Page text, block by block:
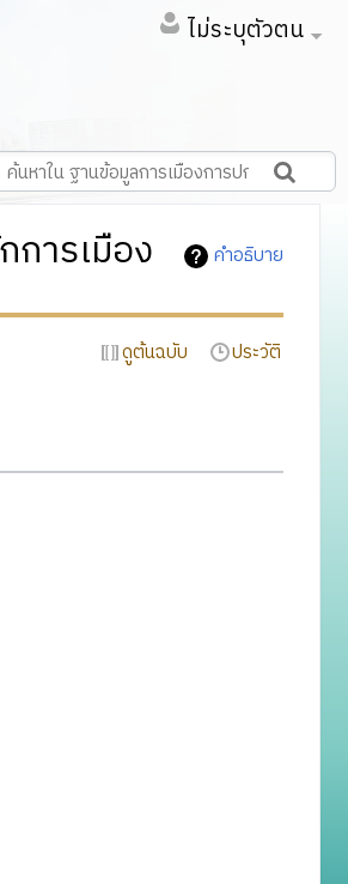
ไม่ระบุตัวตน
คำอธิบาย
ารเมือง
ดูต้นฉบับ ประวัติ